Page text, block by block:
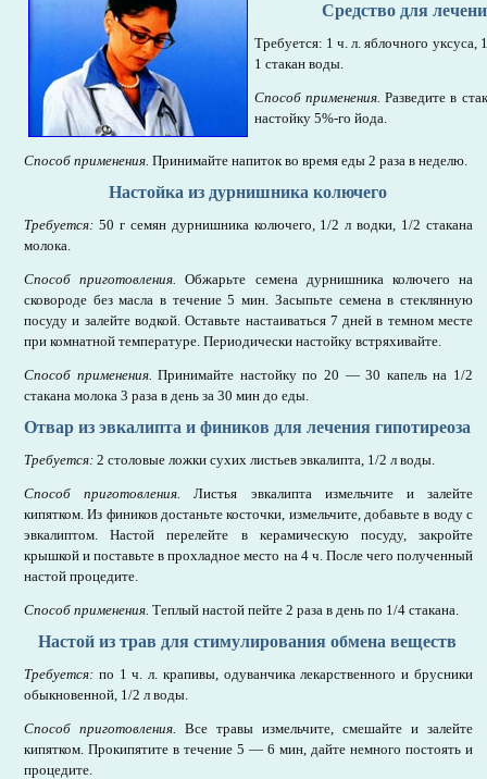
Средство для
Требуется: 1 ч. л. яблочного уксуса,
1 стакан воды.
Способ применения.Разведите в
настойку 5%-го йода.
Способ применения. Принимайте напиток во время еды 2 раза в неделю.
Настойка из дурнишника колючего
Требуется: 50 г семян дурнишника колючего, 1/2 л водки, 1/2 стакана
молока.
Способ приготовления.Обжарьте семена дурнишника колючего на
сковороде без масла в течение 5 мин. Засыпьте семена в стеклянную
посуду и залейте водкой. Оставьте настаиваться 7 дней в темном месте
при комнатной температуре. Периодически настойку встряхивайте.
Способ применения.Принимайте настойку по 20 — 30 капель на 1/2
стакана молока 3 раза в день за 30 мин до еды.
Отвар из эвкалипта и фиников для лечения гипотиреоза
Требуется: 2 столовые ложки сухих листьев эвкалипта, 1/2 л воды.
Способ приготовления.Листья эвкалипта измельчите и залейте
кипятком. Из фиников достаньте косточки, измельчите, добавьте в воду с
эвкалиптом. Настой перелейте в керамическую посуду, закройте
крышкой и поставьте в прохладное место на 4 ч. После чего полученный
настой процедите.
Способ применения. Теплый настой пейте 2 раза в день по 1/4 стакана.
Настой из трав для стимулирования обмена веществ
Требуется: по 1 ч. л. крапивы, одуванчика лекарственного и брусники
обыкновенной, 1/2 л воды.
Способ приготовления. Все травы измельчите, смешайте и залейте
кипятком. Прокипятите в течение 5 — 6 мин, дайте немного постоять и
процедите.